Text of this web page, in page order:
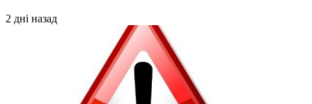
2 дні назад